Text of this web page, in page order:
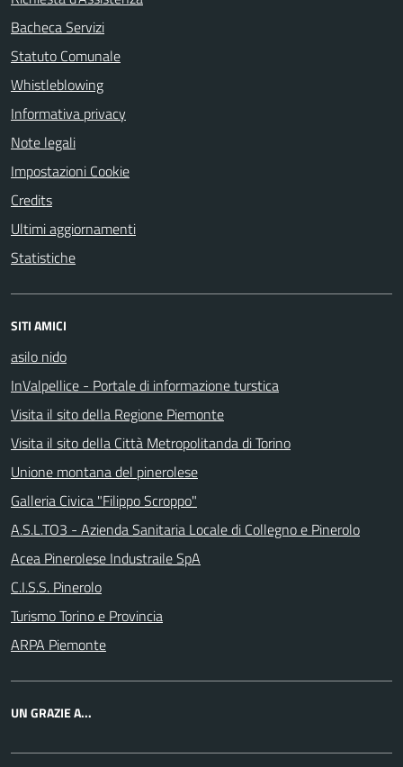
Bacheca Servizi
Statuto Comunale
Whistleblowing
Informativa privacy
Note legali
Impostazioni Cookie
Credits
Ultimi aggiornamenti
Statistiche
SITI AMICI
asilo nido
InValpellice - Portale di informazione turstica
Visita il sito della Regione Piemonte
Visita il sito della Città Metropolitanda di Torino
Unione montana del pinerolese
Galleria Civica "Filippo Scroppo"
A.S.L.TO3 - Azienda Sanitaria Locale di Collegno e Pinerolo
Acea Pinerolese Industraile SpA
C.I.S.S. Pinerolo
Turismo Torino e Provincia
ARPA Piemonte
UN GRAZIE A...